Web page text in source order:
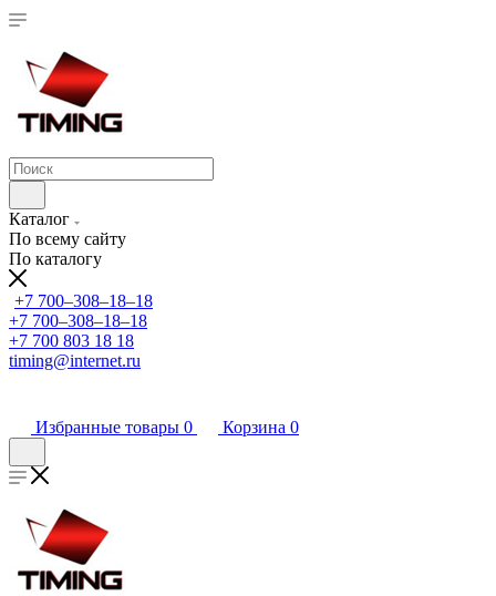
Каталог
По всему сайту
По каталогу
+7 700‒308‒18‒18
+7 700‒308‒18‒18
+7 700 803 18 18
timing@internet.ru
Избранные товары 0 Корзина 0